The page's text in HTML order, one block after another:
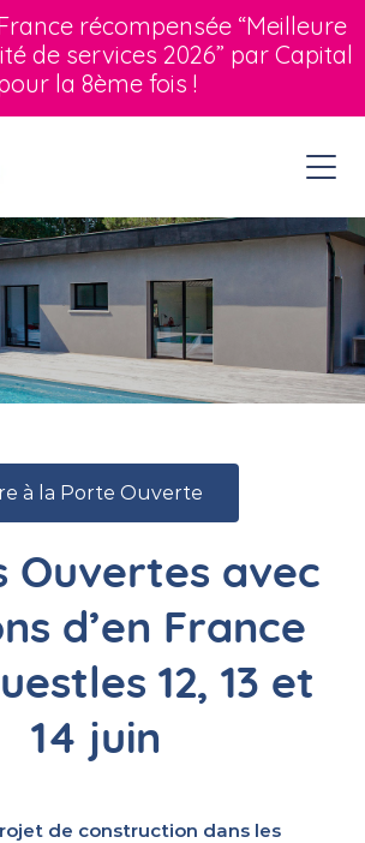
récompensée “Meilleure
de services 2026” par Capital
la 8ème fois !
à la Porte Ouverte
Ouvertes avec
d’en France
les 12, 13 et
14 juin
de construction dans les